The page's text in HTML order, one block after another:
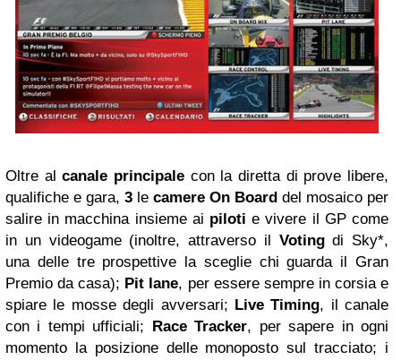
Oltre alcanale principale con la diretta di prove libere,
qualifiche e gara, 3 le camere On Board del mosaico per
salire in macchina insieme ai piloti e vivere il GP come
in un videogame (inoltre, attraverso il Votingdi Sky*,
una delle tre prospettive la sceglie chi guarda il Gran
Premio da casa); Pit lane, per essere sempre in corsia e
spiare le mosse degli avversari; Live Timing, il canale
con i tempi ufficiali; Race Tracker, per sapere in ogni
momento la posizione delle monoposto sul tracciato; i